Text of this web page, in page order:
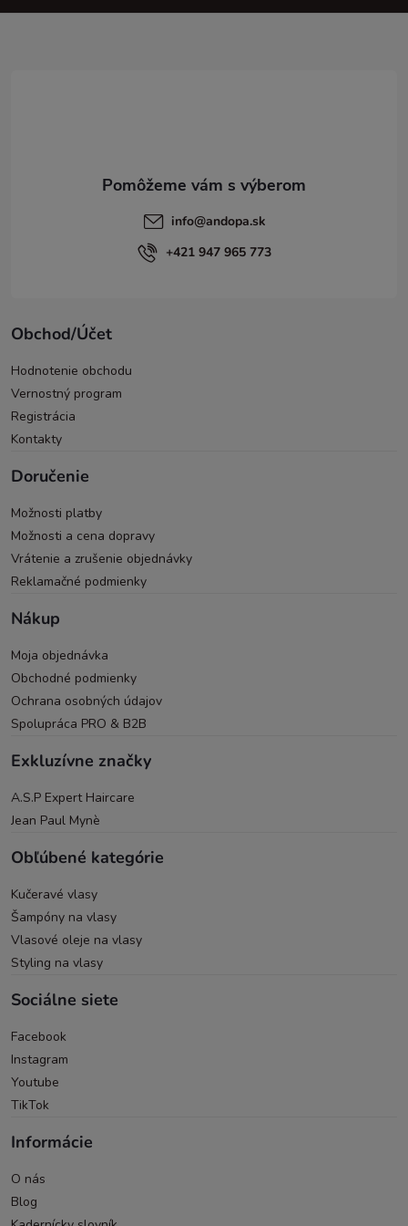
info@andopa.sk
+421 947 965 773
Obchod/Účet
Hodnotenie obchodu
Vernostný program
Registrácia
Kontakty
Doručenie
Možnosti platby
Možnosti a cena dopravy
Vrátenie a zrušenie objednávky
Reklamačné podmienky
Nákup
Moja objednávka
Obchodné podmienky
Ochrana osobných údajov
Spolupráca PRO & B2B
Exkluzívne značky
A.S.P Expert Haircare
Jean Paul Mynè
Obľúbené kategórie
Kučeravé vlasy
Šampóny na vlasy
Vlasové oleje na vlasy
Styling na vlasy
Sociálne siete
Facebook
Instagram
Youtube
TikTok
Informácie
O nás
Blog